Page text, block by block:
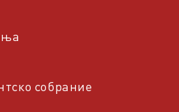
собрание